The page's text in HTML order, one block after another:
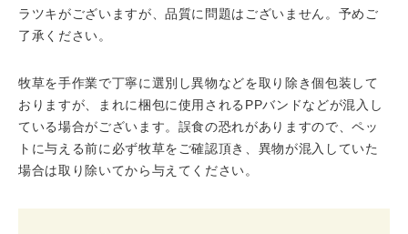
ラツキがございますが、品質に問題はございません。予めご
了承ください。
牧草を手作業で丁寧に選別し異物などを取り除き個包装して
おりますが、まれに梱包に使用されるPPバンドなどが混入し
ている場合がございます。誤食の恐れがありますので、ペッ
トに与える前に必ず牧草をご確認頂き、異物が混入していた
場合は取り除いてから与えてください。